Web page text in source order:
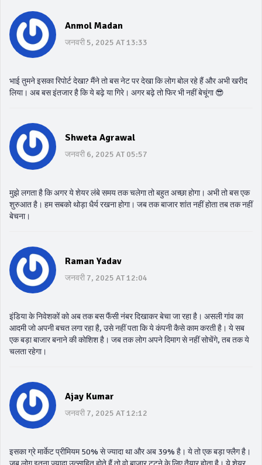
Anmol Madan
जनवरी 5, 2025 AT 13:33
भाई तुमने इसका रिपोर्ट देखा? मैंने तो बस नेट पर देखा कि लोग बोल रहे हैं और अभी खरीद
लिया। अब बस इंतजार है कि ये बढ़े या गिरे। अगर बढ़े तो फिर भी नहीं बेचूंगा 😎
Shweta Agrawal
जनवरी 6, 2025 AT 05:57
मुझे लगता है कि अगर ये शेयर लंबे समय तक चलेगा तो बहुत अच्छा होगा। अभी तो बस एक
शुरुआत है। हम सबको थोड़ा धैर्य रखना होगा। जब तक बाजार शांत नहीं होता तब तक नहीं
बेचना।
Raman Yadav
जनवरी 7, 2025 AT 12:04
इंडिया के निवेशकों को अब तक बस फैंसी नंबर दिखाकर बेचा जा रहा है। असली गांव का
आदमी जो अपनी बचत लगा रहा है, उसे नहीं पता कि ये कंपनी कैसे काम करती है। ये सब
एक बड़ा बाजार बनाने की कोशिश है। जब तक लोग अपने दिमाग से नहीं सोचेंगे, तब तक ये
चलता रहेगा।
Ajay Kumar
जनवरी 7, 2025 AT 12:12
इसका ग्रे मार्केट प्रीमियम 50% से ज्यादा था और अब 39% है। ये तो एक बड़ा फ्लैग है।